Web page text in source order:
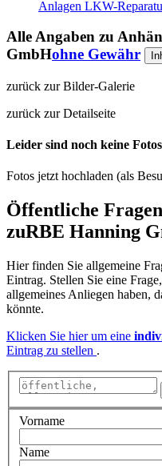
Anlagen LKW-
Alle Angaben zu
GmbHohne Gewähr
zurück zur Bilder-Galerie
zurück zur Detailseite
Leider sind noch keine
Fotos jetzt hochladen (als
Öffentliche
zuRBE Hanning
Hier finden Sie allgemeine
Eintrag. Stellen Sie eine
allgemeines Anliegen haben,
könnte.
Klicken Sie hier um eine
Eintrag zu stellen .
Vorname
Name